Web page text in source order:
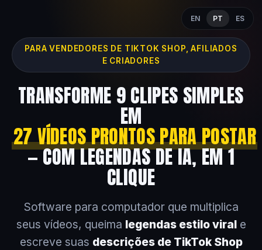
EN PT ES
PARA VENDEDORES DE TIKTOK SHOP, AFILIADOS
E CRIADORES
TRANSFORME 9 CLIPES SIMPLES
EM
27 VÍDEOS PRONTOS PARA POSTAR
— COM LEGENDAS DE IA, EM 1
CLIQUE
Software para computador que multiplica
seus vídeos, queima legendas estilo virale
escreve suas descrições de TikTok Shop